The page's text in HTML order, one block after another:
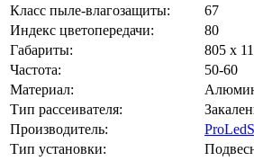
Класс пыле-влагозащиты:
67
Индекс цветопередачи:
80
Габариты:
805 х
Частота:
50-60
Материал:
Тип рассеивателя:
Производитель:
Тип установки: